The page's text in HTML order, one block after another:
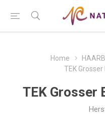
Home
TEK
TEK Grosser